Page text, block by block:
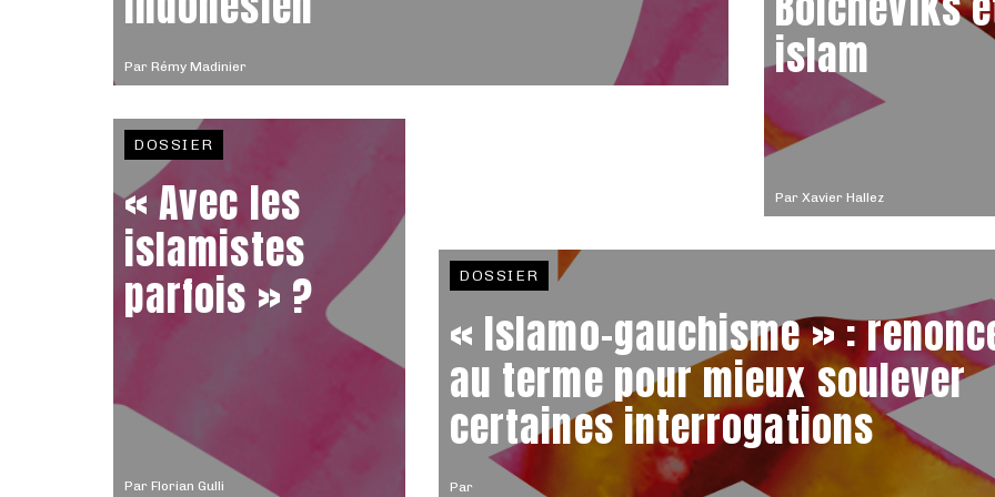
Par Rémy Madinier
Par Xavier Hallez
islam
Par Florian Gulli
DOSSIER
« Avec les
islamistes
parfois » ?
Par
DOSSIER
« Islamo-gauchisme » :
au terme pour mieux soulever
certaines interrogations